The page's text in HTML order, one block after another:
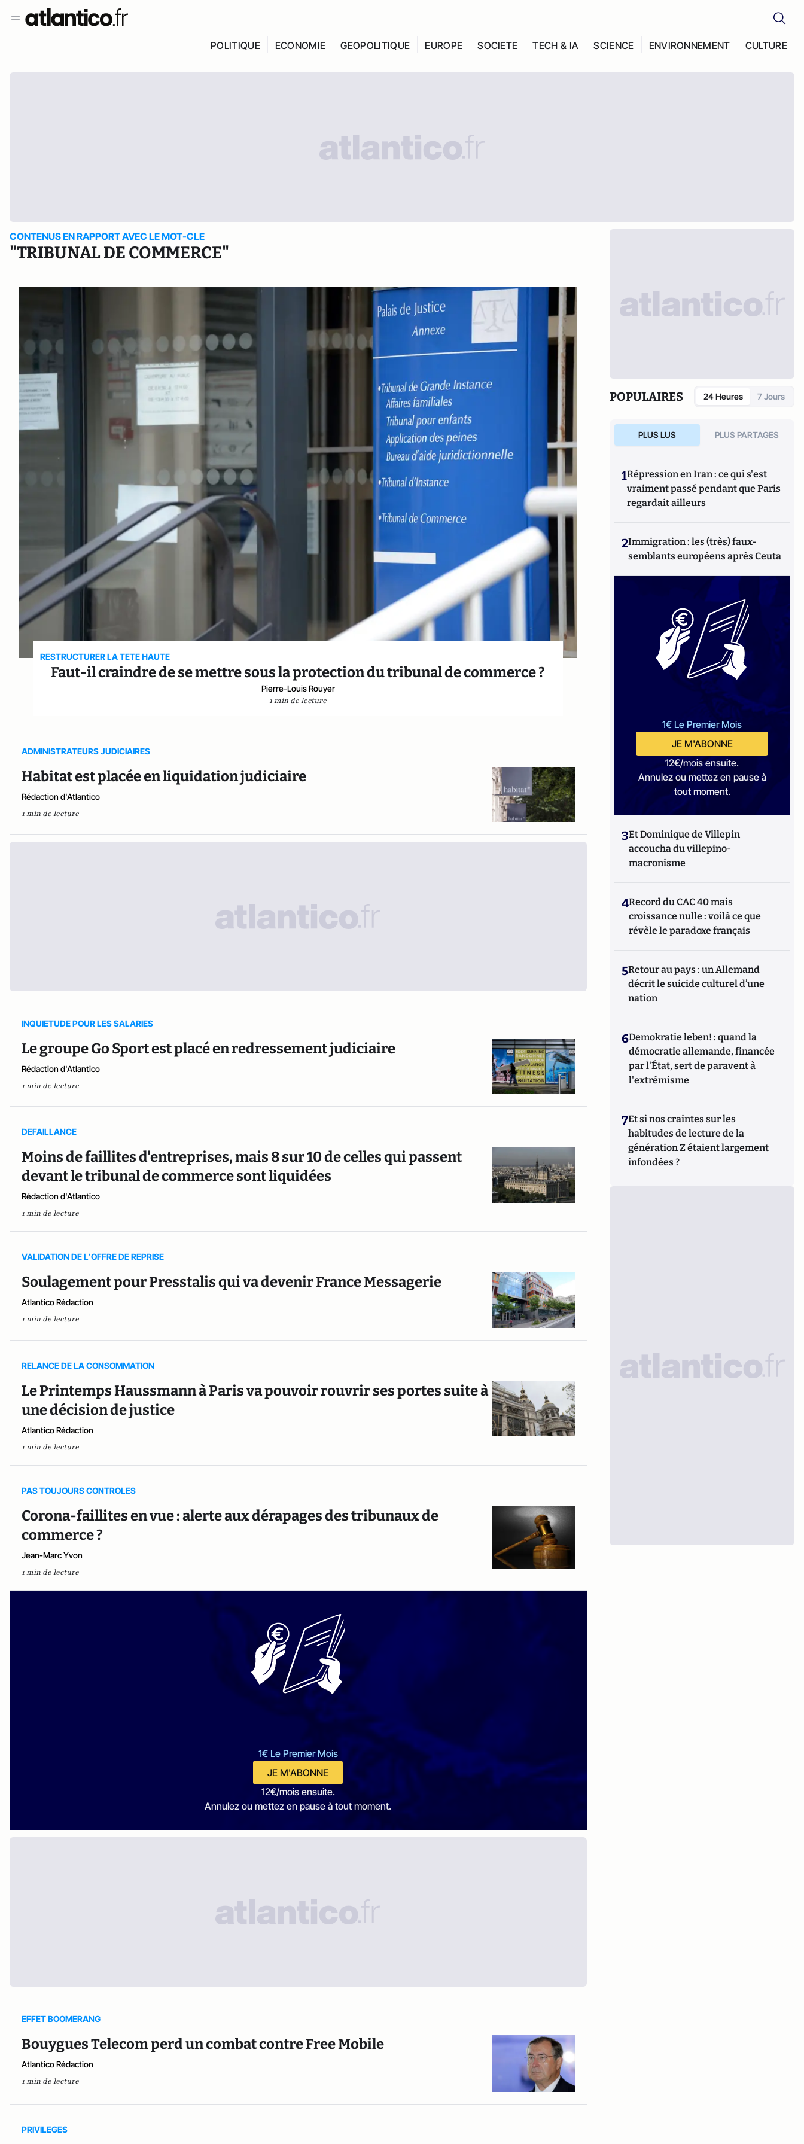
POLITIQUE ECONOMIE GEOPOLITIQUE EUROPE SOCIETE TECH & IA SCIENCE ENVIRONNEMENT CULTURE
CONTENUS EN RAPPORT AVEC LE MOT-CLE
"TRIBUNAL DE COMMERCE"
RESTRUCTURER LA TETE HAUTE
Faut-il craindre de se mettre sous la protection du tribunal de commerce ?
Pierre-Louis Rouyer
1 min de lecture
ADMINISTRATEURS JUDICIAIRES
Habitat est placée en liquidation judiciaire
Rédaction d'Atlantico
1 min de lecture
INQUIETUDE POUR LES SALARIES
Le groupe Go Sport est placé en redressement judiciaire
Rédaction d'Atlantico
1 min de lecture
DEFAILLANCE
Moins de faillites d'entreprises, mais 8 sur 10 de celles qui passent
devant le tribunal de commerce sont liquidées
Rédaction d'Atlantico
1 min de lecture
VALIDATION DE L’OFFRE DE REPRISE
Soulagement pour Presstalis qui va devenir France Messagerie
Atlantico Rédaction
1 min de lecture
RELANCE DE LA CONSOMMATION
Le Printemps Haussmann à Paris va pouvoir rouvrir ses portes suite à
une décision de justice
Atlantico Rédaction
1 min de lecture
PAS TOUJOURS CONTROLES
Corona-faillites en vue : alerte aux dérapages des tribunaux de
commerce ?
Jean-Marc Yvon
1 min de lecture
1€ Le Premier Mois
JE M'ABONNE
12€/mois ensuite.
Annulez ou mettez en pause à tout moment.
EFFET BOOMERANG
Bouygues Telecom perd un combat contre Free Mobile
Atlantico Rédaction
1 min de lecture
PRIVILEGES
POPULAIRES 24 Heures 7 Jours
PLUS LUS PLUS PARTAGES
1Répression en Iran : ce qui s'est
vraiment passé pendant que Paris
regardait ailleurs
2Immigration : les (très) faux-
semblants européens après Ceuta
1€ Le Premier Mois
JE M'ABONNE
12€/mois ensuite.
Annulez ou mettez en pause à
tout moment.
3Et Dominique de Villepin
accoucha du villepino-
macronisme
4Record du CAC 40 mais
croissance nulle : voilà ce que
révèle le paradoxe français
5Retour au pays : un Allemand
décrit le suicide culturel d’une
nation
6Demokratie leben! : quand la
démocratie allemande, financée
par l'État, sert de paravent à
l'extrémisme
7Et si nos craintes sur les
habitudes de lecture de la
génération Z étaient largement
infondées ?